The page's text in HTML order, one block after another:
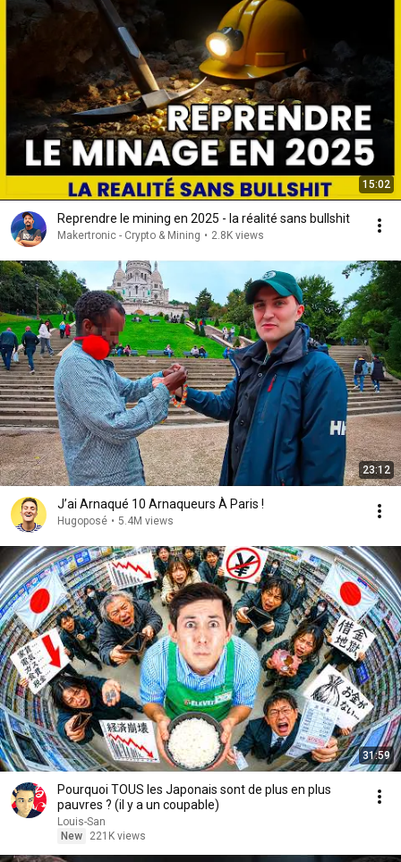
15:02
Reprendre le mining en 2025 - la réalité sans bullshit
Makertronic - Crypto & Mining • 2.8K views
23:12
J’ai Arnaqué 10 Arnaqueurs À Paris !
Hugoposé • 5.4M views
31:59
Pourquoi TOUS les Japonais sont de plus en plus
pauvres ? (il y a un coupable)
Louis-San
New
221K views